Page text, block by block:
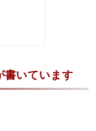
書いています